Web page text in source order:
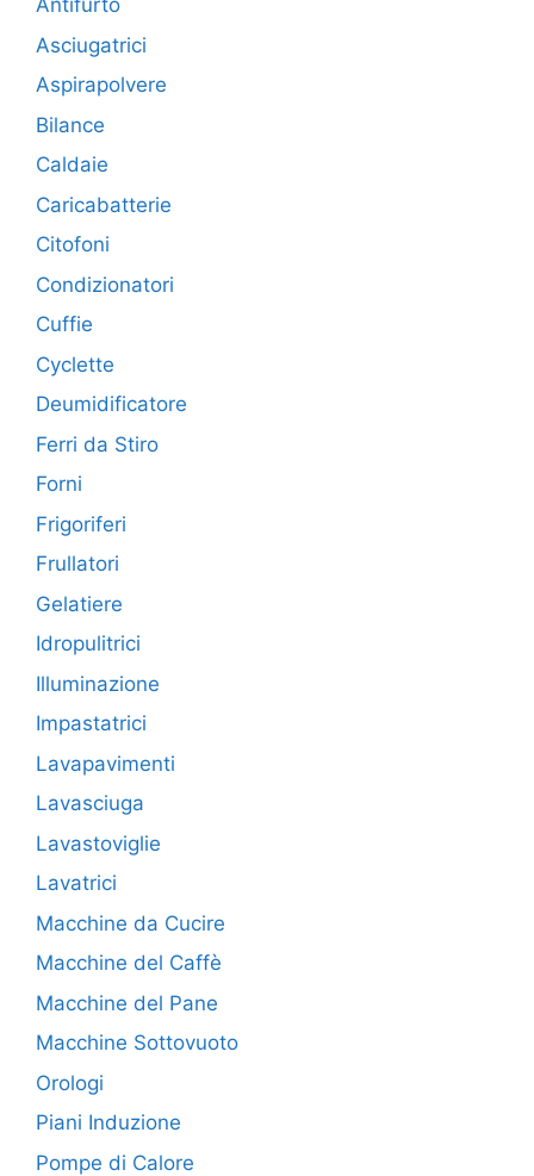
Antifurto
Asciugatrici
Aspirapolvere
Bilance
Caldaie
Caricabatterie
Citofoni
Condizionatori
Cuffie
Cyclette
Deumidificatore
Ferri da Stiro
Forni
Frigoriferi
Frullatori
Gelatiere
Idropulitrici
Illuminazione
Impastatrici
Lavapavimenti
Lavasciuga
Lavastoviglie
Lavatrici
Macchine da Cucire
Macchine del Caffè
Macchine del Pane
Macchine Sottovuoto
Orologi
Piani Induzione
Pompe di Calore